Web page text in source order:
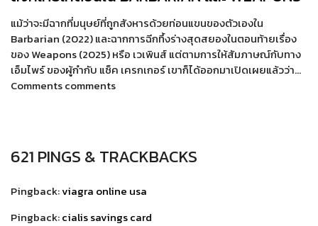
แม้ว่าจะมีฉากที่มนุษย์ที่ถูกสังหารด้วยท่อนแขนของตัวเองใน
Barbarian (2022) และฉากการฉีกทึ้งร่างสุดสยองในตอนท้ายเรื่อง
ของ Weapons (2025) หรือ เวเพินส์ แต่ตามการให้สัมภาษณ์กับทาง
เอ็มไพร์ ของผู้กำกับ แซ็ค เครกเกอร์ เขาก็ได้ออกมาเปิดเผยแล้วว่า…
Comments comments
621 PINGS & TRACKBACKS
Pingback:viagra online usa
Pingback:cialis savings card